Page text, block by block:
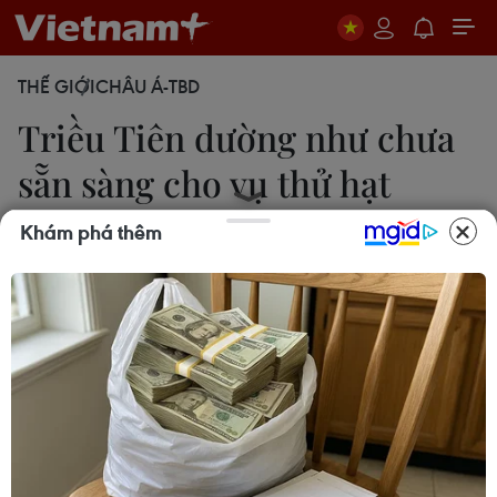
THẾ GIỚICHÂU Á-TBD
Triều Tiên dường như chưa
sẵn sàng cho vụ thử hạt
nhân
14/05/2014 04:04
Qua phân tích những hình ảnh vệ tinh, Viện Mỹ-
Triều thuộc Đại học Johns Hopkins khẳng định Bình
Nhưỡng dường như chưa sẵn sàng cho vụ thử hạt
nhân sắp tới.
AFP đưa tin, qua phân tích những hình ảnh vệ
Khám phá thêm